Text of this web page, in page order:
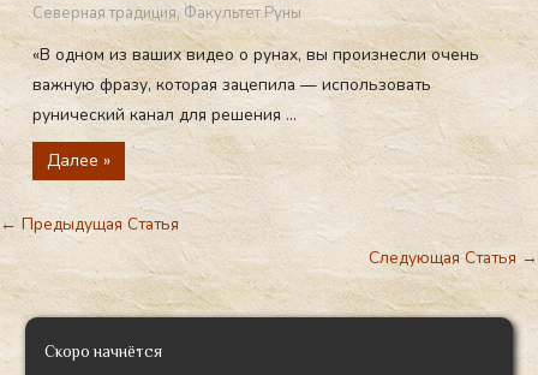
Северная традиция,Факультет Руны
«В одном из ваших видео о рунах, вы произнесли очень
важную фразу, которая зацепила — использовать
рунический канал для решения ...
Далее »
←Предыдущая Статья
Следующая Статья→
Скоро начнётся